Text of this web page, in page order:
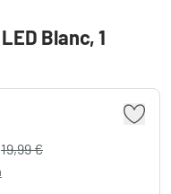
Blanc, 1
19,99 €